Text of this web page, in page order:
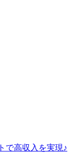
で高収入を実現♪